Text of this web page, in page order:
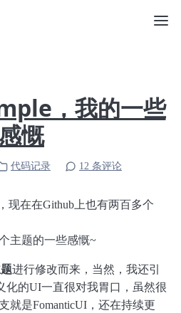
，我的一些
慨
代码记录 12 条评论
现在在Github上也有两百多个
主题的一些感慨~
进行修改而来，当然，我还引
化的UI一直很对我胃口，虽然很
就是FomanticUI，还在持续更